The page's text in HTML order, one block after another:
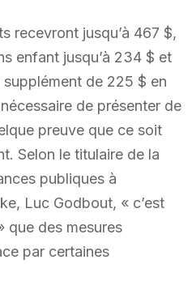
recevront jusqu’à 467 $,
enfant jusqu’à 234 $ et
de 225 $ en
de présenter de
preuve que ce soit
Selon le titulaire de la
publiques à
Luc Godbout, « c’est
que des mesures
par certaines